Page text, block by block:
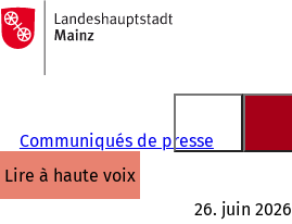
Accéder au contenu
Vers
la
page
d'accueil
Communiqués de presse
lire à haute voix
26. juin 2026